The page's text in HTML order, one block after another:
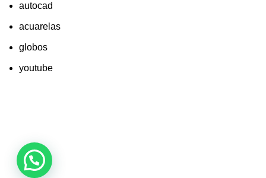
autocad
acuarelas
globos
youtube